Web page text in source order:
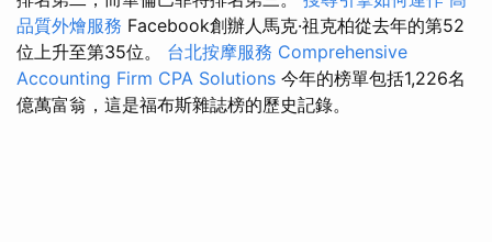
品質外燴服務 Facebook創辦人馬克·祖克柏從去年的第52
位上升至第35位。 台北按摩服務 Comprehensive
Accounting Firm CPA Solutions 今年的榜單包括1,226名
億萬富翁，這是福布斯雜誌榜的歷史記錄。